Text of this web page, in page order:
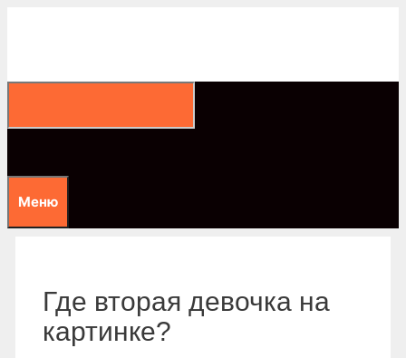
Меню
Где вторая девочка на
картинке?